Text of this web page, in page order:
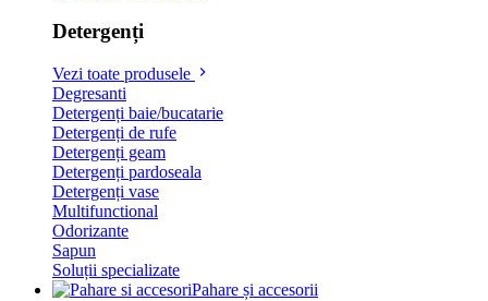
Detergenți
Vezi toate produsele
Degresanti
Detergenți baie/bucatarie
Detergenți de rufe
Detergenți geam
Detergenți pardoseala
Detergenți vase
Multifunctional
Odorizante
Sapun
Soluții specializate
Pahare și accesorii